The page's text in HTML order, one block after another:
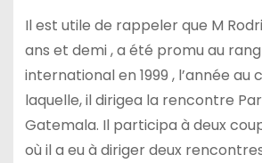
Il est utile de rappeler que M
ans et demi , a été promu au
international en 1999 , l’année au
laquelle, il dirigea la rencontre
Gatemala. Il participa à deux
où il a eu à diriger deux